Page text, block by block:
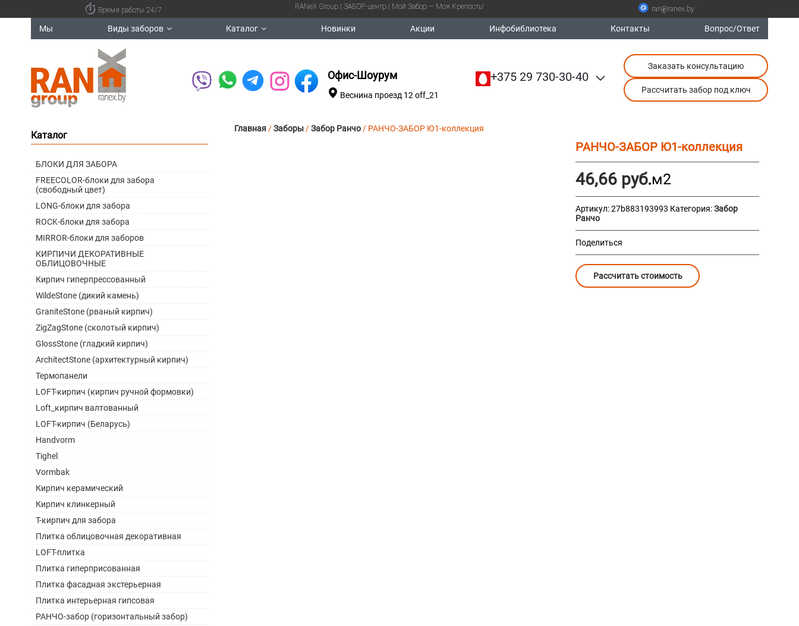
Время работы 24/7 RANeX Group | ЗАБОР-центр | Мой Забор — Моя Крепость! ran@ranex.by
Мы Виды заборов Каталог Новинки Акции Инфобиблиотека Контакты Вопрос/Ответ
Офис-Шоурум
Веснина проезд 12 off_21
+375 29 730-30-40
Заказать консультацию
Рассчитать забор под ключ
Главная/Заборы/Забор Ранчо/ РАНЧО-ЗАБОР Ю1-коллекция
РАНЧО-ЗАБОР Ю1-коллекция
46,66 руб.м2
Артикул:27b883193993 Категория:Забор
Ранчо
Поделиться
Рассчитать стоимость
Каталог
БЛОКИ ДЛЯ ЗАБОРА
FREECOLOR-блоки для забора
(свободный цвет)
LONG-блоки для забора
ROCK-блоки для забора
MIRROR-блоки для заборов
КИРПИЧИ ДЕКОРАТИВНЫЕ
ОБЛИЦОВОЧНЫЕ
Кирпич гиперпрессованный
WildeStone (дикий камень)
GraniteStone (рваный кирпич)
ZigZagStone (сколотый кирпич)
GlossStone (гладкий кирпич)
ArchitectStone (архитектурный кирпич)
Термопанели
LOFT-кирпич (кирпич ручной формовки)
Loft_кирпич валтованный
LOFT-кирпич (Беларусь)
Handvorm
Tighel
Vormbak
Кирпич керамический
Кирпич клинкерный
Т-кирпич для забора
Плитка облицовочная декоративная
LOFT-плитка
Плитка гиперприсованная
Плитка фасадная экстерьерная
Плитка интерьерная гипсовая
РАНЧО-забор (горизонтальный забор)